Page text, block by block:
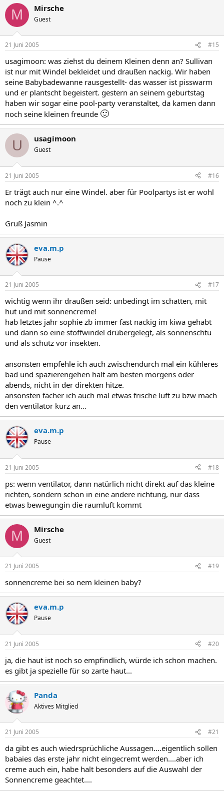
M Mirsche
Guest
21 Juni 2005 #15
usagimoon: was ziehst du deinem Kleinen denn an? Sullivan
ist nur mit Windel bekleidet und draußen nackig. Wir haben
seine Babybadewanne rausgestellt- das wasser ist pisswarm
und er plantscht begeistert. gestern an seinem geburtstag
haben wir sogar eine pool-party veranstaltet, da kamen dann
noch seine kleinen freunde 🙂
U usagimoon
Guest
21 Juni 2005 #16
Er trägt auch nur eine Windel. aber für Poolpartys ist er wohl
noch zu klein ^.^
Gruß Jasmin
eva.m.p
Pause
21 Juni 2005 #17
wichtig wenn ihr draußen seid: unbedingt im schatten, mit
hut und mit sonnencreme!
hab letztes jahr sophie zb immer fast nackig im kiwa gehabt
und dann so eine stoffwindel drübergelegt, als sonnenschtu
und als schutz vor insekten.
ansonsten empfehle ich auch zwischendurch mal ein kühleres
bad und spazierengehen halt am besten morgens oder
abends, nicht in der direkten hitze.
ansonsten fächer ich auch mal etwas frische luft zu bzw mach
den ventilator kurz an...
eva.m.p
Pause
21 Juni 2005 #18
ps: wenn ventilator, dann natürlich nicht direkt auf das kleine
richten, sondern schon in eine andere richtung, nur dass
etwas bewegungin die raumluft kommt
M Mirsche
Guest
21 Juni 2005 #19
sonnencreme bei so nem kleinen baby?
eva.m.p
Pause
21 Juni 2005 #20
ja, die haut ist noch so empfindlich, würde ich schon machen.
es gibt ja spezielle für so zarte haut...
Panda
Aktives Mitglied
21 Juni 2005 #21
da gibt es auch wiedrsprüchliche Aussagen....eigentlich sollen
babaies das erste jahr nicht eingecremt werden....aber ich
creme auch ein, habe halt besonders auf die Auswahl der
Sonnencreme geachtet....